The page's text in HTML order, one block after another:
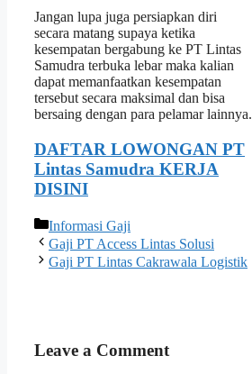
Jangan lupa juga persiapkan diri
secara matang supaya ketika
kesempatan bergabung ke PT Lintas
Samudra terbuka lebar maka kalian
dapat memanfaatkan kesempatan
tersebut secara maksimal dan bisa
bersaing dengan para pelamar lainnya.
DAFTAR LOWONGAN PT
Lintas Samudra KERJA
DISINI
Categories
Informasi Gaji
Gaji PT Access Lintas Solusi
Gaji PT Lintas Cakrawala Logistik
Leave a Comment